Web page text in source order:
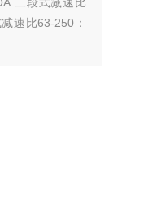
速比63-250：